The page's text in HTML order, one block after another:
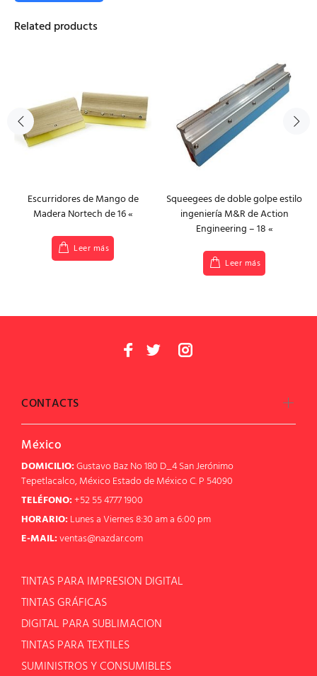
Related products
Escurridores de Mango de
Madera Nortech de 16 «
Leer más
Squeegees de doble golpe estilo
ingeniería M&R de Action
Engineering – 18 «
Leer más
CONTACTS
México
DOMICILIO:Gustavo Baz No 180 D_4 San Jerónimo
Tepetlacalco, México Estado de México C. P 54090
TELÉFONO:+52 55 4777 1900
HORARIO: Lunes a Viernes 8:30 am a 6:00 pm
E-MAIL:ventas@nazdar.com
TINTAS PARA IMPRESION DIGITAL
TINTAS GRÁFICAS
DIGITAL PARA SUBLIMACION
TINTAS PARA TEXTILES
SUMINISTROS Y CONSUMIBLES